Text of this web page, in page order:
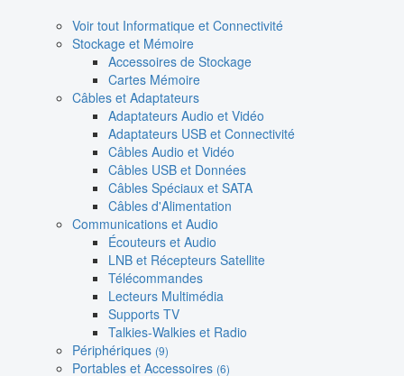
Voir tout Informatique et Connectivité
Stockage et Mémoire
Accessoires de Stockage
Cartes Mémoire
Câbles et Adaptateurs
Adaptateurs Audio et Vidéo
Adaptateurs USB et Connectivité
Câbles Audio et Vidéo
Câbles USB et Données
Câbles Spéciaux et SATA
Câbles d'Alimentation
Communications et Audio
Écouteurs et Audio
LNB et Récepteurs Satellite
Télécommandes
Lecteurs Multimédia
Supports TV
Talkies-Walkies et Radio
Périphériques (9)
Portables et Accessoires (6)